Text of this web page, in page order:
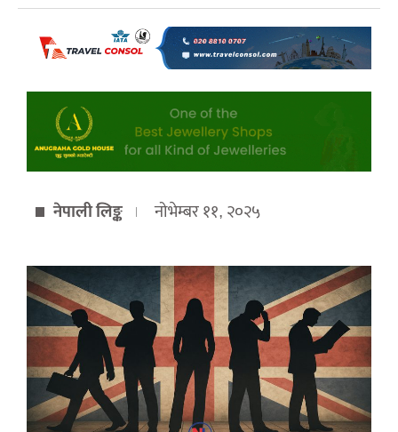
नेपाली लिङ्क नोभेम्बर ११, २०२५